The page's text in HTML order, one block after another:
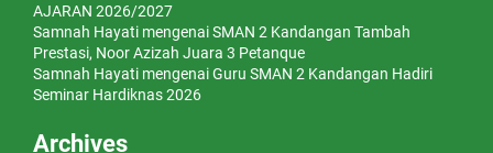
AJARAN 2026/2027
Samnah Hayati mengenaiSMAN 2 Kandangan Tambah
Prestasi, Noor Azizah Juara 3 Petanque
Samnah Hayati mengenaiGuru SMAN 2 Kandangan Hadiri
Seminar Hardiknas 2026
Archives